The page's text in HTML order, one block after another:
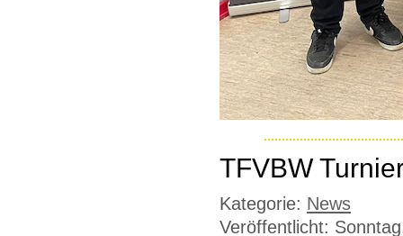
TFVBW
Kategorie: News
Veröffentlicht: